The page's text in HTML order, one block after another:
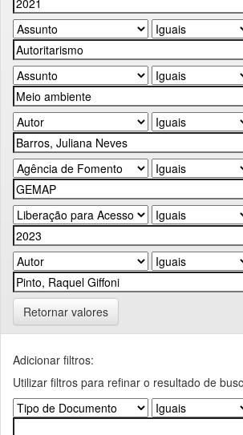
Retornar valores
Adicionar filtros:
Utilizar filtros para refinar o resultado de